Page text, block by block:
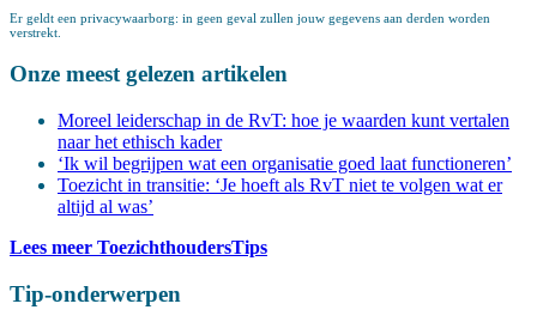
Er geldt een privacywaarborg: in geen geval zullen jouw gegevens aan derden worden
verstrekt.
Onze meest gelezen artikelen
Moreel leiderschap in de RvT: hoe je waarden kunt vertalen
naar het ethisch kader
‘Ik wil begrijpen wat een organisatie goed laat functioneren’
Toezicht in transitie: ‘Je hoeft als RvT niet te volgen wat er
altijd al was’
Lees meer ToezichthoudersTips
Tip-onderwerpen